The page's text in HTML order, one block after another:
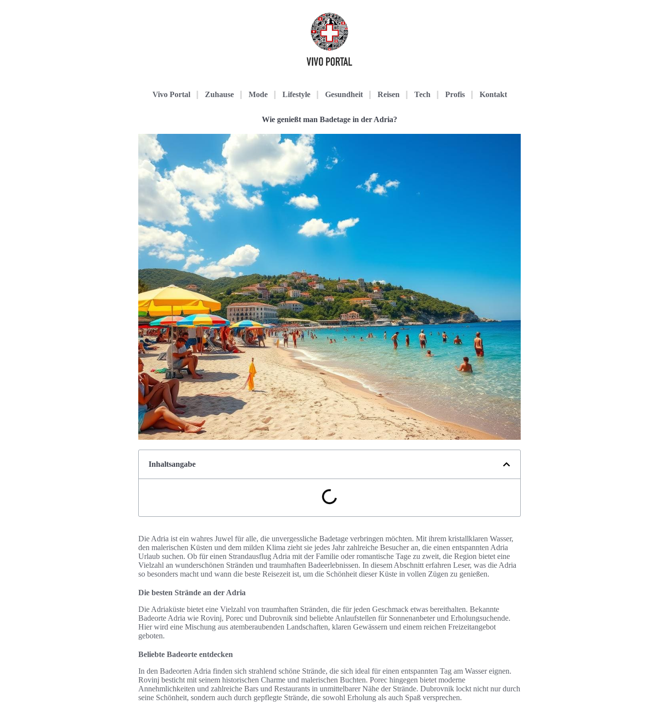
Vivo Portal Zuhause Mode Lifestyle Gesundheit Reisen Tech Profis Kontakt
Wie genießt man Badetage in der Adria?
Inhaltsangabe
Die Adria ist ein wahres Juwel für alle, die unvergessliche Badetage verbringen möchten. Mit ihrem kristallklaren Wasser,
den malerischen Küsten und dem milden Klima zieht sie jedes Jahr zahlreiche Besucher an, die einen entspannten Adria
Urlaub suchen. Ob für einen Strandausflug Adria mit der Familie oder romantische Tage zu zweit, die Region bietet eine
Vielzahl an wunderschönen Stränden und traumhaften Badeerlebnissen. In diesem Abschnitt erfahren Leser, was die Adria
so besonders macht und wann die beste Reisezeit ist, um die Schönheit dieser Küste in vollen Zügen zu genießen.
Die besten Strände an der Adria
Die Adriaküste bietet eine Vielzahl von traumhaften Stränden, die für jeden Geschmack etwas bereithalten. Bekannte
Badeorte Adria wie Rovinj, Porec und Dubrovnik sind beliebte Anlaufstellen für Sonnenanbeter und Erholungsuchende.
Hier wird eine Mischung aus atemberaubenden Landschaften, klaren Gewässern und einem reichen Freizeitangebot
geboten.
Beliebte Badeorte entdecken
In den Badeorten Adria finden sich strahlend schöne Strände, die sich ideal für einen entspannten Tag am Wasser eignen.
Rovinj besticht mit seinem historischen Charme und malerischen Buchten. Porec hingegen bietet moderne
Annehmlichkeiten und zahlreiche Bars und Restaurants in unmittelbarer Nähe der Strände. Dubrovnik lockt nicht nur durch
seine Schönheit, sondern auch durch gepflegte Strände, die sowohl Erholung als auch Spaß versprechen.